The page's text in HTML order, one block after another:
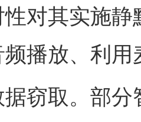
对其实施
播放、利
取。部分智